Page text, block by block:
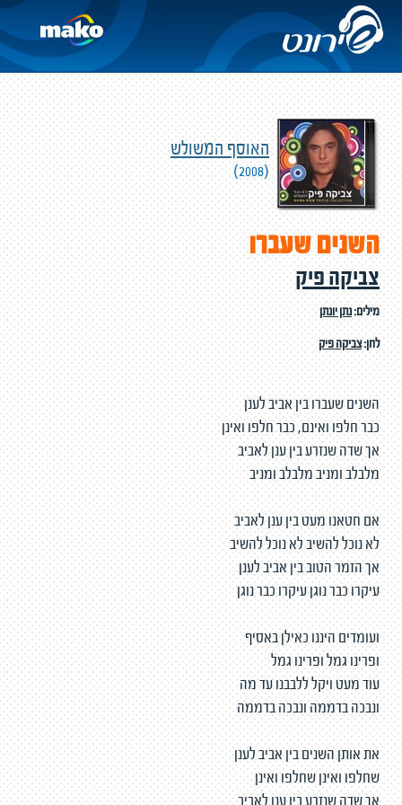
האוסף המשולש
(2008)
השנים שעברו
צביקה פיק
מילים:נתן יונתן
לחן:צביקה פיק
השנים שעברו בין אביב לענן
כבר חלפו ואינם, כבר חלפו ואינן
אך שדה שנזרע בין ענן לאביב
מלבלב ומניב מלבלב ומניב
אם חטאנו מעט בין ענן לאביב
לא נוכל להשיב לא נוכל להשיב
אך הזמר הטוב בין אביב לענן
עיקרו כבר נוגן עיקרו כבר נוגן
ועומדים היננו כאילן באסיף
ופרינו גמל ופרינו גמל
עוד מעט ויקל ללבבנו עד מה
ונבכה בדממה ונבכה בדממה
את אותן השנים בין אביב לענן
שחלפו ואינן שחלפו ואינן